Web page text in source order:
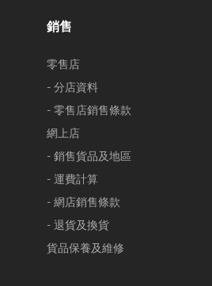
銷售
零售店
- 分店資料
- 零售店銷售條款
網上店
- 銷售貨品及地區
- 運費計算
- 網店銷售條款
- 退貨及換貨
貨品保養及維修